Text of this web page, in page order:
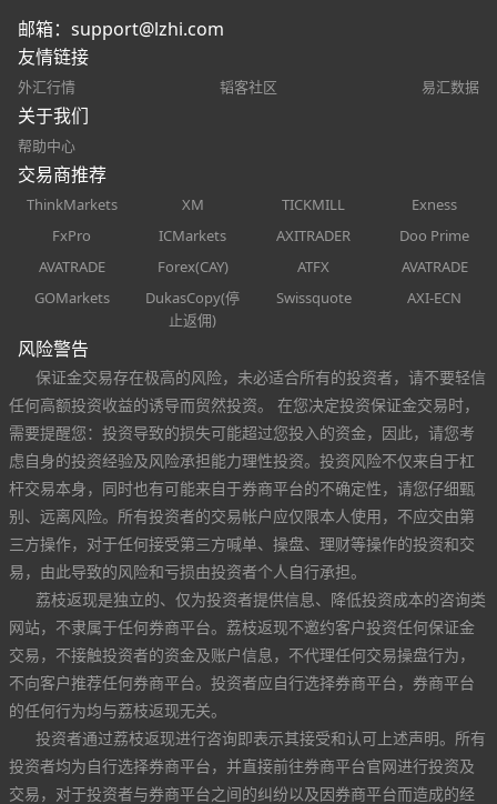
邮箱： support@lzhi.com
友情链接
外汇行情 韬客社区 易汇数据
关于我们
帮助中心
交易商推荐
ThinkMarkets XM TICKMILL
Exness
FxPro
ICMarkets AXITRADER
Doo Prime
AVATRADE
Forex(CAY) ATFX
AVATRADE
GOMarkets
DukasCopy(停
止返佣)
Swissquote AXI-ECN
风险警告
保证金交易存在极高的风险，未必适合所有的投资者，请不要轻信
任何高额投资收益的诱导而贸然投资。 在您决定投资保证金交易时，
需要提醒您：投资导致的损失可能超过您投入的资金，因此，请您考
虑自身的投资经验及风险承担能力理性投资。投资风险不仅来自于杠
杆交易本身，同时也有可能来自于券商平台的不确定性，请您仔细甄
别、远离风险。所有投资者的交易帐户应仅限本人使用，不应交由第
三方操作，对于任何接受第三方喊单、操盘、理财等操作的投资和交
易，由此导致的风险和亏损由投资者个人自行承担。
荔枝返现是独立的、仅为投资者提供信息、降低投资成本的咨询类
网站，不隶属于任何券商平台。荔枝返现不邀约客户投资任何保证金
交易，不接触投资者的资金及账户信息，不代理任何交易操盘行为，
不向客户推荐任何券商平台。投资者应自行选择券商平台，券商平台
的任何行为均与荔枝返现无关。
投资者通过荔枝返现进行咨询即表示其接受和认可上述声明。所有
投资者均为自行选择券商平台，并直接前往券商平台官网进行投资及
交易，对于投资者与券商平台之间的纠纷以及因券商平台而造成的经